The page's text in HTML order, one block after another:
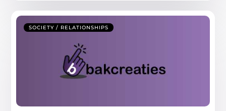
SOCIETY / RELATIONSHIPS